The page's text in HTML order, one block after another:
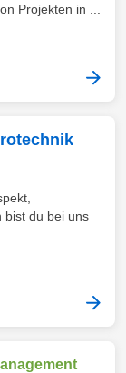
Projekten in ...
bist du bei uns